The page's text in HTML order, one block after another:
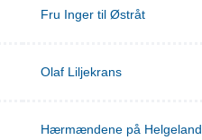
Fru Inger til Østråt
Olaf Liljekrans
Hærmændene på Helgeland